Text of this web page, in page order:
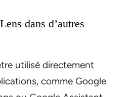
dans d’autres
utilisé directement
comme Google